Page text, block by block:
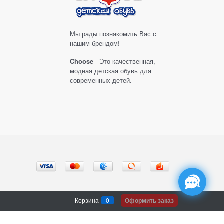
Мы рады познакомить Вас с
нашим брендом!
Choose - Это качественная,
модная детская обувь для
современных детей.
Корзина 0 Оформить заказ